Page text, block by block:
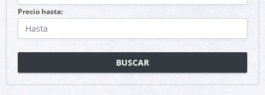
Precio hasta:
BUSCAR